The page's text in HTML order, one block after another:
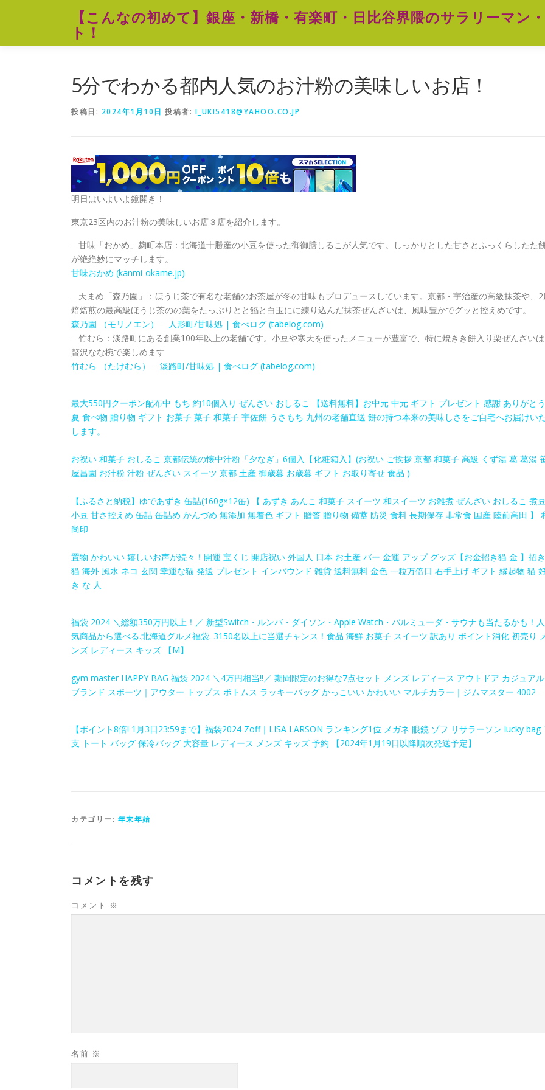
ン
【こんなの初めて】銀座・新橋・有楽町・日比谷界隈のサラリーマン
ト！
5分でわかる都内人気のお汁粉の美味しいお店！
投稿日: 2024年1月10日 投稿者: I_UKI5418@YAHOO.CO.JP
明日はいよいよ鏡開き！
東京23区内のお汁粉の美味しいお店３店を紹介します。
– 甘味「おかめ」麹町本店：北海道十勝産の小豆を使った御御膳しるこが人気です。しっかりとした甘さとふっくらしたた
が絶絶妙にマッチします。
甘味おかめ (kanmi-okame.jp)
– 天まめ「森乃園」：ほうじ茶で有名な老舗のお茶屋が冬の甘味もプロデュースしています。京都・宇治産の高級抹茶や、
焙焙煎の最高級ほうじ茶のの葉をたっぷりとと餡と白玉にに練り込んだ抹茶ぜんざいは、風味豊かでグッと控えめです。
森乃園 （モリノエン） – 人形町/甘味処 | 食べログ (tabelog.com)
– 竹むら：淡路町にある創業100年以上の老舗です。小豆や寒天を使ったメニューが豊富で、特に焼きき餅入り栗ぜんざいは
贅沢なな椀で楽しめます
竹むら （たけむら） – 淡路町/甘味処 | 食べログ (tabelog.com)
最大550円クーポン配布中 もち 約10個入り ぜんざい おしるこ 【送料無料】お中元 中元 ギフト プレゼント 感謝 ありがとう
夏 食べ物 贈り物 ギフト お菓子 菓子 和菓子 宇佐餅 うさもち 九州の老舗直送 餅の持つ本来の美味しさをご自宅へお届けい
します。
お祝い 和菓子 おしるこ 京都伝統の懐中汁粉「夕なぎ」6個入【化粧箱入】(お祝い ご挨拶 京都 和菓子 高級 くず湯 葛 葛湯
屋昌園 お汁粉 汁粉 ぜんざい スイーツ 京都 土産 御歳暮 お歳暮 ギフト お取り寄せ 食品 )
【ふるさと納税】ゆであずき 缶詰(160g×12缶) 【 あずき あんこ 和菓子 スイーツ 和スイーツ お雑煮 ぜんざい おしるこ 煮
小豆 甘さ控えめ 缶詰 缶詰め かんづめ 無添加 無着色 ギフト 贈答 贈り物 備蓄 防災 食料 長期保存 非常食 国産 陸前高田 】
尚印
置物 かわいい 嬉しいお声が続々！開運 宝くじ 開店祝い 外国人 日本 お土産 バー 金運 アップ グッズ【お金招き猫 金 】招き
猫 海外 風水 ネコ 玄関 幸運な猫 発送 プレゼント インバウンド 雑貨 送料無料 金色 一粒万倍日 右手上げ ギフト 縁起物 猫
き な 人
福袋 2024 ＼総額350万円以上！／ 新型Switch・ルンバ・ダイソン・Apple Watch・バルミューダ・サウナも当たるかも！人
気商品から選べる.北海道グルメ福袋. 3150名以上に当選チャンス！食品 海鮮 お菓子 スイーツ 訳あり ポイント消化 初売り
ンズ レディース キッズ 【M】
gym master HAPPY BAG 福袋 2024 ＼4万円相当!!／ 期間限定のお得な7点セット メンズ レディース アウトドア カジュアル
ブランド スポーツ｜アウター トップス ボトムス ラッキーバッグ かっこいい かわいい マルチカラー｜ジムマスター 4002
【ポイント8倍! 1月3日23:59まで】福袋2024 Zoff｜LISA LARSON ランキング1位 メガネ 眼鏡 ゾフ リサラーソン lucky bag
支 トート バッグ 保冷バッグ 大容量 レディース メンズ キッズ 予約 【2024年1月19日以降順次発送予定】
カテゴリー: 年末年始
コメントを残す
コメント ※
名前 ※